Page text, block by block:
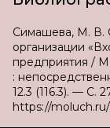
Симашева, М. В.
организации
предприятия /
:
12.3 (116.3). — С.
https://moluch.ru/